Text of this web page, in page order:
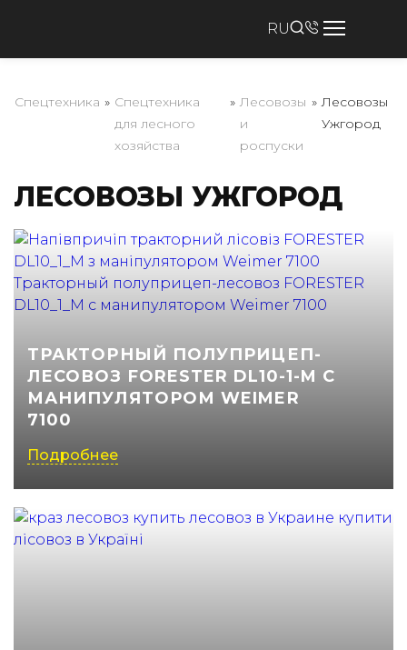
RU
(067) 351-45-15
Спецтехника » Спецтехника
для лесного
хозяйства
» Лесовозы
и
роспуски
» Лесовозы
Ужгород
ЛЕСОВОЗЫ УЖГОРОД
ТРАКТОРНЫЙ ПОЛУПРИЦЕП-
ЛЕСОВОЗ FORESTER DL10-1-M С
МАНИПУЛЯТОРОМ WEIMER
7100
Подробнее